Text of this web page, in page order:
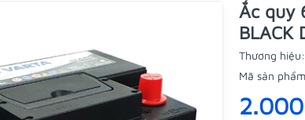
Ắc quy
BLACK
Thương hiệu:
Mã sản